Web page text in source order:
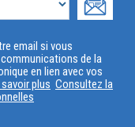
email si vous
de la
en lien avec vos
savoir plus Consultez la